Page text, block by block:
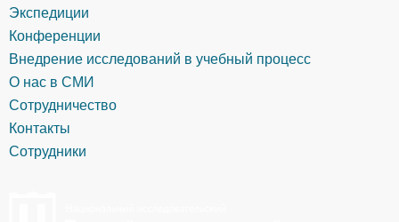
Экспедиции
Конференции
Внедрение исследований в учебный процесс
О нас в СМИ
Сотрудничество
Контакты
Сотрудники